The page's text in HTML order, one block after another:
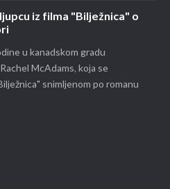
iz filma "Bilježnica" o
u kanadskom gradu
McAdams, koja se
snimljenom po romanu